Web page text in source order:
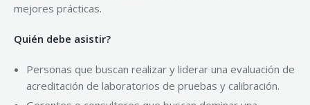
mejores prácticas.
Quién debe asistir?
Personas que buscan realizar y liderar una evaluación de
acreditación de laboratorios de pruebas y calibración.